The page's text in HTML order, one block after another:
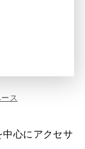
ス
心にアクセサ